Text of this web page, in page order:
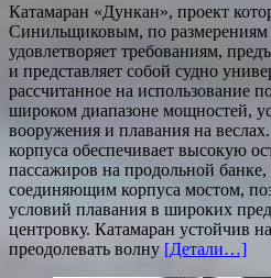
Катамаран «Дункан», проект
Синильщиковым, по размерениям
удовлетворяет требованиям,
и представляет собой судно
рассчитанное на использование
широком диапазоне мощностей,
вооружения и плавания на
корпуса обеспечивает высокую
пассажиров на продольной банке,
соединяющим корпуса мостом,
условий плавания в широких
центровку. Катамаран устойчив
преодолевать волну [Детали…]